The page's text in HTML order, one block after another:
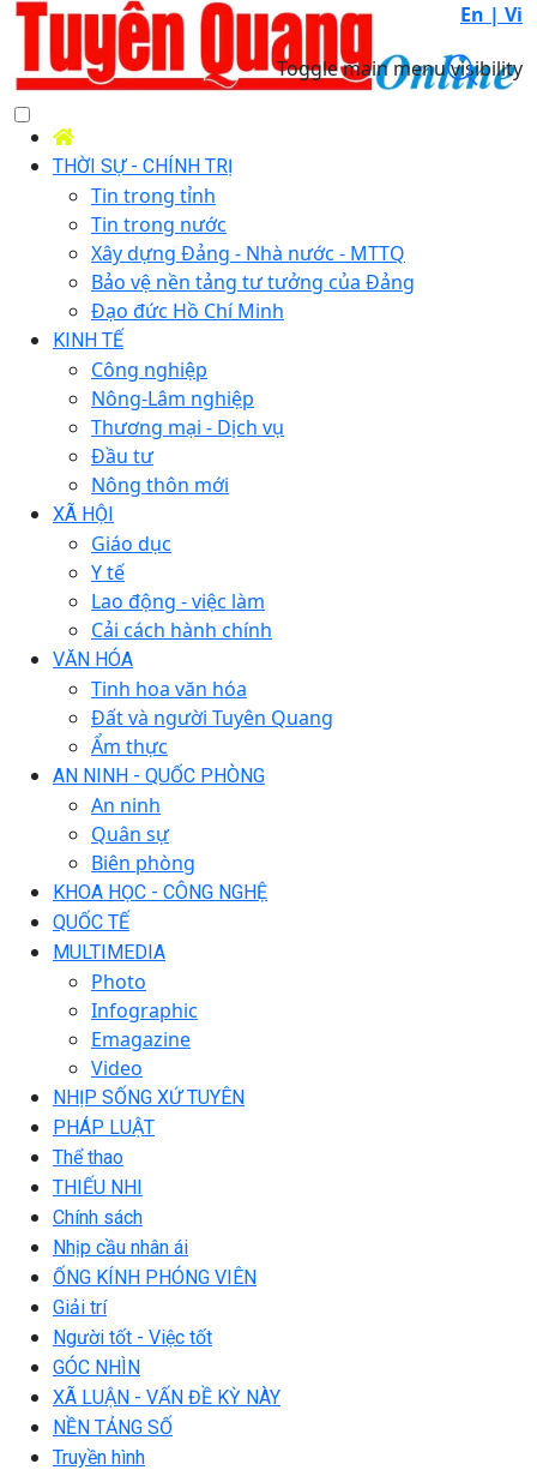
En | Vi
Toggle main menu visibility
THỜI SỰ - CHÍNH TRỊ
Tin trong tỉnh
Tin trong nước
Xây dựng Đảng - Nhà nước - MTTQ
Bảo vệ nền tảng tư tưởng của Đảng
Đạo đức Hồ Chí Minh
KINH TẾ
Công nghiệp
Nông-Lâm nghiệp
Thương mại - Dịch vụ
Đầu tư
Nông thôn mới
XÃ HỘI
Giáo dục
Y tế
Lao động - việc làm
Cải cách hành chính
VĂN HÓA
Tinh hoa văn hóa
Đất và người Tuyên Quang
Ẩm thực
AN NINH - QUỐC PHÒNG
An ninh
Quân sự
Biên phòng
KHOA HỌC - CÔNG NGHỆ
QUỐC TẾ
MULTIMEDIA
Photo
Infographic
Emagazine
Video
NHỊP SỐNG XỨ TUYÊN
PHÁP LUẬT
Thể thao
THIẾU NHI
Chính sách
Nhịp cầu nhân ái
ỐNG KÍNH PHÓNG VIÊN
Giải trí
Người tốt - Việc tốt
GÓC NHÌN
XÃ LUẬN - VẤN ĐỀ KỲ NÀY
NỀN TẢNG SỐ
Truyền hình